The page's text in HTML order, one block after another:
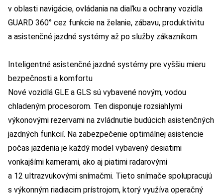
v oblasti navigácie, ovládania na diaľku a ochrany vozidla
GUARD 360° cez funkcie na želanie, zábavu, produktivitu
a asistenčné jazdné systémy až po služby zákazníkom.
Inteligentné asistenčné jazdné systémy pre vyššiu mieru
bezpečnosti a komfortu
Nové vozidlá GLE a GLS sú vybavené novým, vodou
chladeným procesorom. Ten disponuje rozsiahlymi
výkonovými rezervami na zvládnutie budúcich asistenčných
jazdných funkcií. Na zabezpečenie optimálnej asistencie
počas jazdenia je každý model vybavený desiatimi
vonkajšími kamerami, ako aj piatimi radarovými
a 12 ultrazvukovými snímačmi. Tieto snímače spolupracujú
s výkonným riadiacim prístrojom, ktorý využíva operačný